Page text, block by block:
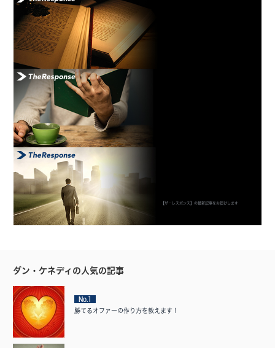
【ザ・レスポンス】の最新記事をお届けします
ダン・ケネディの人気の記事
No.1
勝てるオファーの作り方を教えます！